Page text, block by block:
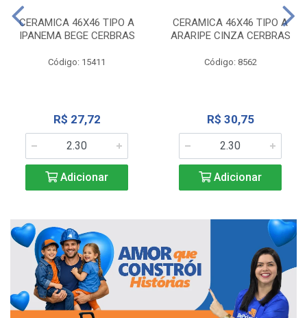
CERAMICA 46X46 TIPO A
IPANEMA BEGE CERBRAS
Código: 15411
R$ 27,72
Adicionar
CERAMICA 46X46 TIPO A
ARARIPE CINZA CERBRAS
Código: 8562
R$ 30,75
Adicionar